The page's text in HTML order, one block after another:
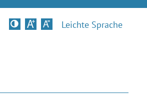
KontrastversionLeichte Sprache